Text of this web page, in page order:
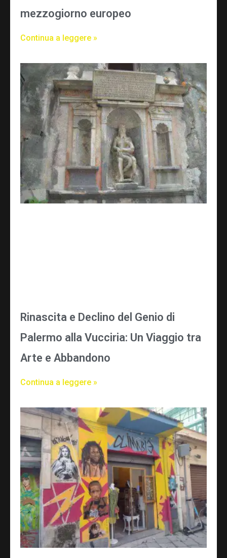
mezzogiorno europeo
Continua a leggere »
Rinascita e Declino del Genio di
Palermo alla Vucciria: Un Viaggio tra
Arte e Abbandono
Continua a leggere »